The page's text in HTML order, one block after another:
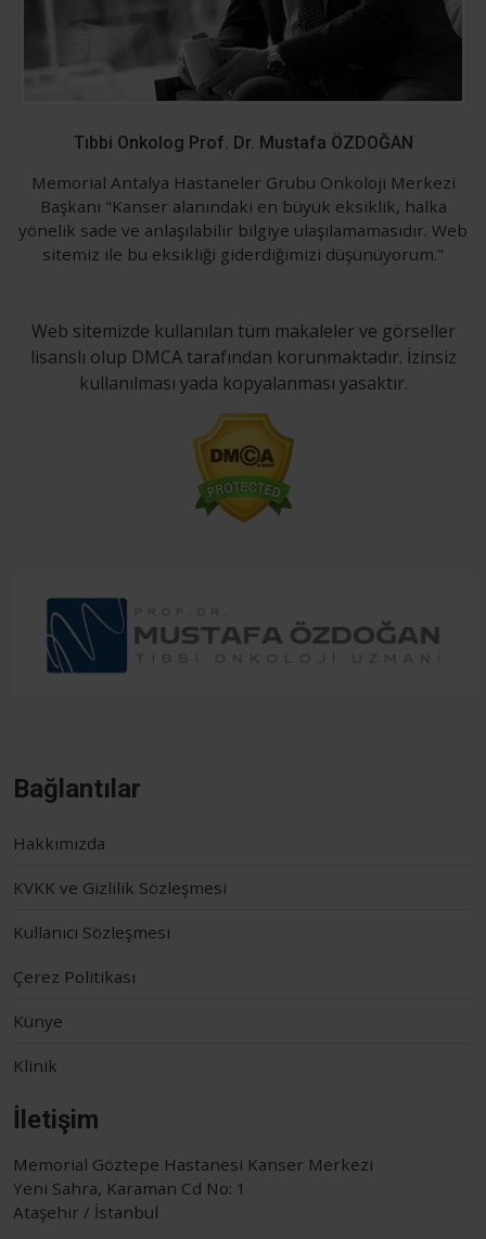
Tıbbi Onkolog Prof. Dr. Mustafa ÖZDOĞAN
Memorial Antalya Hastaneler Grubu Onkoloji Merkezi
Başkanı "Kanser alanındaki en büyük eksiklik, halka
yönelik sade ve anlaşılabilir bilgiye ulaşılamamasıdır. Web
sitemiz ile bu eksikliği giderdiğimizi düşünüyorum."
Web sitemizde kullanılan tüm makaleler ve görseller
lisanslı olup DMCA tarafından korunmaktadır. İzinsiz
kullanılması yada kopyalanması yasaktır.
Bağlantılar
Hakkımızda
KVKK ve Gizlilik Sözleşmesi
Kullanıcı Sözleşmesi
Çerez Politikası
Künye
Klinik
İletişim
Memorial Göztepe Hastanesi Kanser Merkezi
Yeni Sahra, Karaman Cd No: 1
Ataşehir / İstanbul